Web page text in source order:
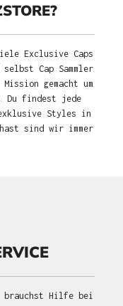
Exclusive Caps
Cap Sammler
gemacht um
Du findest jede
Styles in
hast sind wir immer
brauchst Hilfe bei